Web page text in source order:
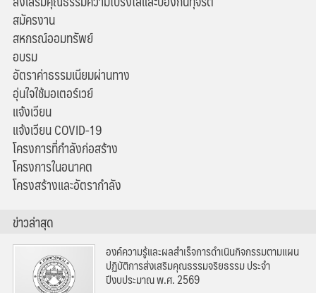
สมัครงาน
สหกรณ์ออมทรัพย์
อบรม
อัตราค่าธรรมเนียมผ่านทาง
อุ่นใจใช้มอเตอร์เวย์
แจ้งเวียน
แจ้งเวียน COVID-19
โครงการที่กำลังก่อสร้าง
โครงการในอนาคต
โครงสร้างและอัตรากำลัง
ข่าวล่าสุด
องค์ความรู้และผลสำเร็จการดำเนินกิจกรรมตามแผน
ปฏิบัติการส่งเสริมคุณธรรมจริยธรรม ประจำ
ปีงบประมาณ พ.ศ. 2569